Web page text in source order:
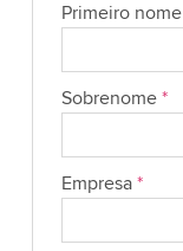
Primeiro nome
Sobrenome *
Empresa *